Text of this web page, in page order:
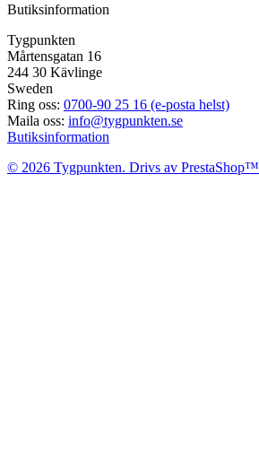
Butiksinformation
Tygpunkten
Mårtensgatan 16
244 30 Kävlinge
Sweden
Ring oss: 0700-90 25 16 (e-posta helst)
Maila oss: info@tygpunkten.se
Butiksinformation
© 2026 Tygpunkten. Drivs av PrestaShop™